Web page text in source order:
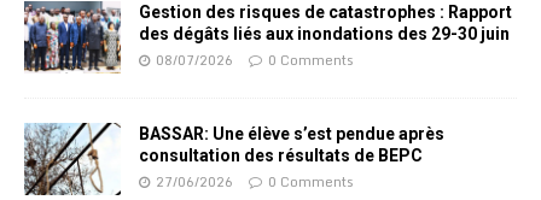
Gestion des risques de catastrophes : Rapport
des dégâts liés aux inondations des 29-30 juin
08/07/2026 0 Comments
BASSAR: Une élève s’est pendue après
consultation des résultats de BEPC
27/06/2026 0 Comments